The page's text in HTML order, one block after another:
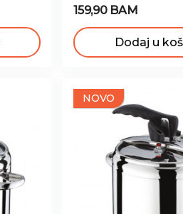
159,90 BAM
Dodaj u
NOVO